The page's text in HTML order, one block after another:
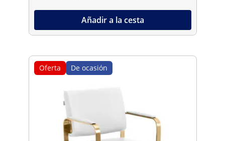
Añadir a la cesta
Oferta De ocasión